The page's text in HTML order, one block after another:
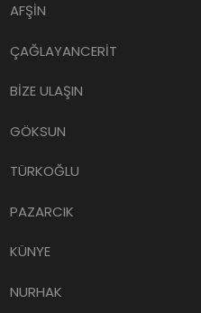
AFŞİN
ÇAĞLAYANCERİT
BİZE ULAŞIN
GÖKSUN
TÜRKOĞLU
PAZARCIK
KÜNYE
NURHAK